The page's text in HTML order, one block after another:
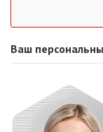
Ваш